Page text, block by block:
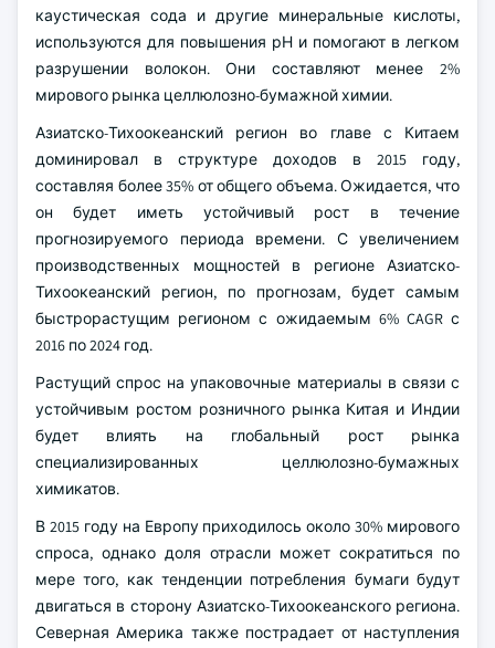
каустическая сода и другие минеральные кислоты,
используются для повышения рН и помогают в легком
разрушении волокон. Они составляют менее 2%
мирового рынка целлюлозно-бумажной химии.
Азиатско-Тихоокеанский регион во главе с Китаем
доминировал в структуре доходов в 2015 году,
составляя более 35% от общего объема. Ожидается, что
он будет иметь устойчивый рост в течение
прогнозируемого периода времени. С увеличением
производственных мощностей в регионе Азиатско-
Тихоокеанский регион, по прогнозам, будет самым
быстрорастущим регионом с ожидаемым 6% CAGR с
2016 по 2024 год.
Растущий спрос на упаковочные материалы в связи с
устойчивым ростом розничного рынка Китая и Индии
будет влиять на глобальный рост рынка
специализированных целлюлозно-бумажных
химикатов.
В 2015 году на Европу приходилось около 30% мирового
спроса, однако доля отрасли может сократиться по
мере того, как тенденции потребления бумаги будут
двигаться в сторону Азиатско-Тихоокеанского региона.
Северная Америка также пострадает от наступления